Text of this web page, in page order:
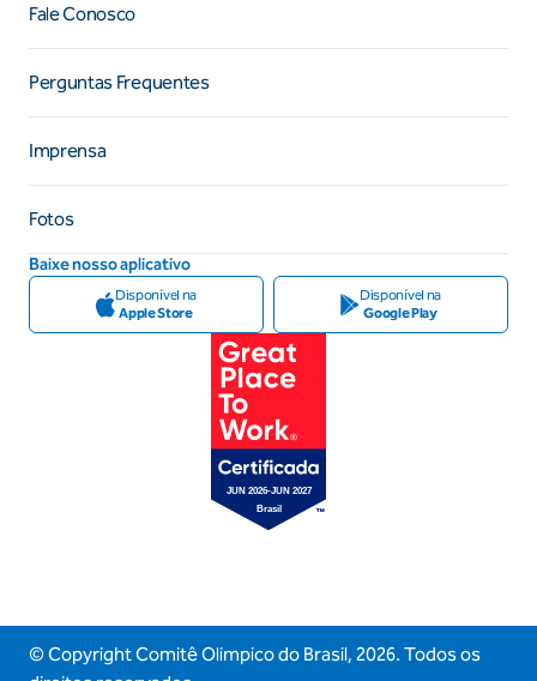
Fale Conosco
Perguntas Frequentes
Imprensa
Fotos
Baixe nosso aplicativo
Disponível na
Apple Store
Disponível na
Google Play
© Copyright Comitê Olimpico do Brasil, 2026. Todos os